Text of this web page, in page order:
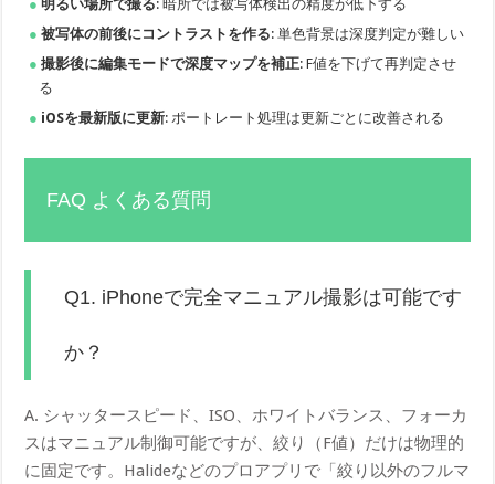
明るい場所で撮る: 暗所では被写体検出の精度が低下する
被写体の前後にコントラストを作る: 単色背景は深度判定が難しい
撮影後に編集モードで深度マップを補正: F値を下げて再判定させ
る
iOSを最新版に更新: ポートレート処理は更新ごとに改善される
FAQ よくある質問
Q1. iPhoneで完全マニュアル撮影は可能です
か？
A. シャッタースピード、ISO、ホワイトバランス、フォーカ
スはマニュアル制御可能ですが、絞り（F値）だけは物理的
に固定です。Halideなどのプロアプリで「絞り以外のフルマ